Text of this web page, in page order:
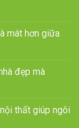
mát hơn giữa
đẹp mà
thất giúp ngôi